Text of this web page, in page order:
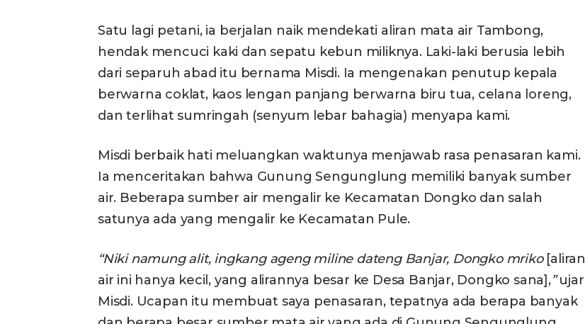
Satu lagi petani, ia berjalan naik mendekati aliran mata air Tambong,
hendak mencuci kaki dan sepatu kebun miliknya. Laki-laki berusia lebih
dari separuh abad itu bernama Misdi. Ia mengenakan penutup kepala
berwarna coklat, kaos lengan panjang berwarna biru tua, celana loreng,
dan terlihat sumringah (senyum lebar bahagia) menyapa kami.
Misdi berbaik hati meluangkan waktunya menjawab rasa penasaran kami.
Ia menceritakan bahwa Gunung Sengunglung memiliki banyak sumber
air. Beberapa sumber air mengalir ke Kecamatan Dongko dan salah
satunya ada yang mengalir ke Kecamatan Pule.
“Niki namung alit, ingkang ageng miline dateng Banjar, Dongko mriko [aliran
air ini hanya kecil, yang alirannya besar ke Desa Banjar, Dongko sana],”ujar
Misdi. Ucapan itu membuat saya penasaran, tepatnya ada berapa banyak